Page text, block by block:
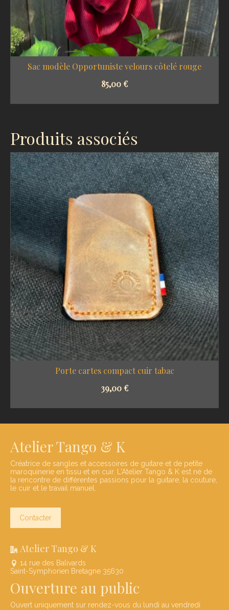
Sac modèle Opportuniste velours côtelé rouge
85,00 €
Produits associés
Porte cartes compact cuir tabac
39,00 €
Atelier Tango & K
Créatrice de sangles et accessoires de guitare et de petite
maroquinerie en tissu et en cuir. L'Atelier Tango & K est né de
la rencontre de différentes passions pour la guitare, la couture,
le cuir et le travail manuel.
Contacter
Atelier Tango & K
14 rue des Balivards
Saint-Symphorien Bretagne 35630
Ouverture au public
Ouvert uniquement sur rendez-vous du lundi au vendredi